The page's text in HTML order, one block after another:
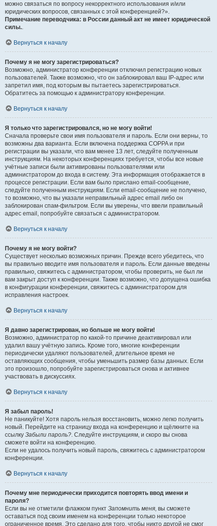
можно связаться по вопросу некорректного использования и/или
юридических вопросов, связанных с этой конференцией?».
Примечание переводчика: в России данный акт не имеет юридической
силы..
Вернуться к началу
Почему я не могу зарегистрироваться?
Возможно, администратор конференции отключил регистрацию новых
пользователей. Также возможно, что он заблокировал ваш IP-адрес или
запретил имя, под которым вы пытаетесь зарегистрироваться.
Обратитесь за помощью к администратору конференции.
Вернуться к началу
Я только что зарегистрировался, но не могу войти!
Сначала проверьте свои имя пользователя и пароль. Если они верны, то
возможны два варианта. Если включена поддержка COPPA и при
регистрации вы указали, что вам менее 13 лет, следуйте полученным
инструкциям. На некоторых конференциях требуется, чтобы все новые
учётные записи были активированы пользователями или
администратором до входа в систему. Эта информация отображается в
процессе регистрации. Если вам было прислано email-сообщение,
следуйте полученным инструкциям. Если email-сообщение не получено,
то возможно, что вы указали неправильный адрес email либо он
заблокирован спам-фильтром. Если вы уверены, что ввели правильный
адрес email, попробуйте связаться с администратором.
Вернуться к началу
Почему я не могу войти?
Существует несколько возможных причин. Прежде всего убедитесь, что
вы правильно вводите имя пользователя и пароль. Если данные введены
правильно, свяжитесь с администратором, чтобы проверить, не был ли
вам закрыт доступ к конференции. Также возможно, что допущена ошибка
в конфигурации конференции, свяжитесь с администратором для
исправления настроек.
Вернуться к началу
Я давно зарегистрирован, но больше не могу войти!
Возможно, администратор по какой-то причине деактивировал или
удалил вашу учётную запись. Кроме того, многие конференции
периодически удаляют пользователей, длительное время не
оставляющих сообщения, чтобы уменьшить размер базы данных. Если
это произошло, попробуйте зарегистрироваться снова и активнее
участвовать в дискуссиях.
Вернуться к началу
Я забыл пароль!
Не паникуйте! Хотя пароль нельзя восстановить, можно легко получить
новый. Перейдите на страницу входа на конференцию и щёлкните на
ссылку Забыли пароль?. Следуйте инструкциям, и скоро вы снова
сможете войти на конференцию.
Если не удалось получить новый пароль, свяжитесь с администратором
конференции.
Вернуться к началу
Почему мне периодически приходится повторять ввод имени и
пароля?
Если вы не отметили флажком пункт Запомнить меня, вы сможете
оставаться под своим именем на конференции только некоторое
ограниченное время. Это сделано для того, чтобы никто другой не смог